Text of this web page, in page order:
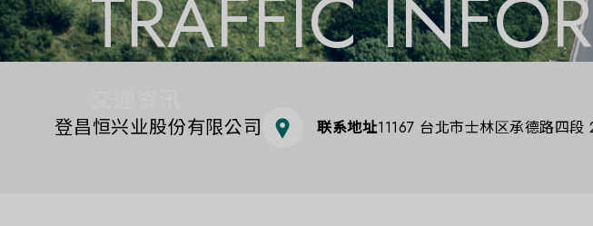
TRAFFIC
登昌恒兴业股份有限公司 联系地址11167 台北市士林区承德路四